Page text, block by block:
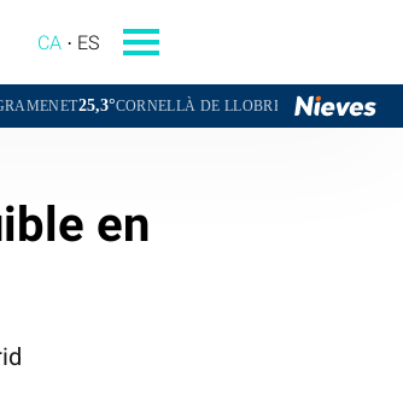
CA ES
DE LLOBREGAT24,3°SANT BOI DE
en